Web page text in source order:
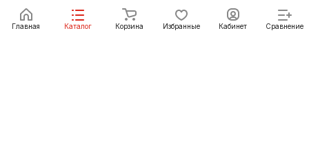
Главная Каталог Корзина Избранные Кабинет Сравнение